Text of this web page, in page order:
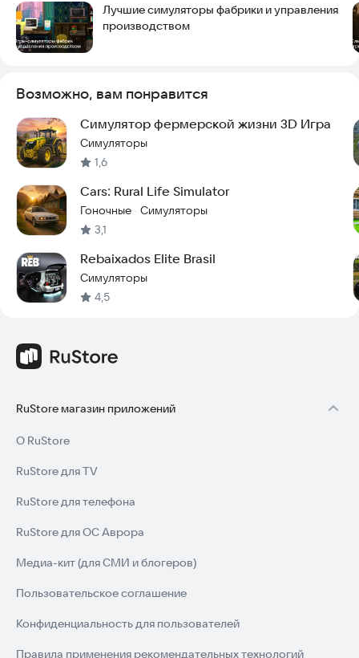
Лучшие симуляторы фабрики и управления
производством
Возможно, вам понравится
Симулятор фермерской жизни 3D Игра
Симуляторы
1,6
Cars: Rural Life Simulator
Гоночные · Симуляторы
3,1
Rebaixados Elite Brasil
Симуляторы
4,5
RuStore магазин приложений
О RuStore
RuStore для TV
RuStore для телефона
RuStore для ОС Аврора
Медиа-кит (для СМИ и блогеров)
Пользовательское соглашение
Конфиденциальность для пользователей
Правила применения рекомендательных технологий